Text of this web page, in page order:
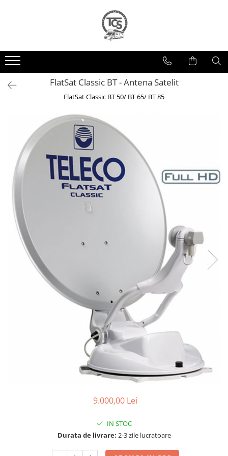
Antene Satelit, TV & Multimedia
Antene Satelit
Televizoare
Suport TV
Accesorii Exterior
Mover
Panouri Fotovoltaice
Regulatoare
Invertoare
Baterii/Acumulatori
FlatSat Classic BT - Antena Satelit
FlatSat Classic BT 50/ BT 65/ BT 85
9.000,00 Lei
IN STOC
Durata de livrare: 2-3 zile lucratoare